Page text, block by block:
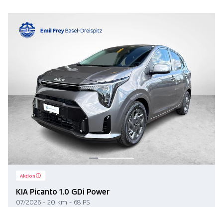
Aktion
KIA Picanto 1.0 GDi Power
07/2026 - 20 km - 68 PS